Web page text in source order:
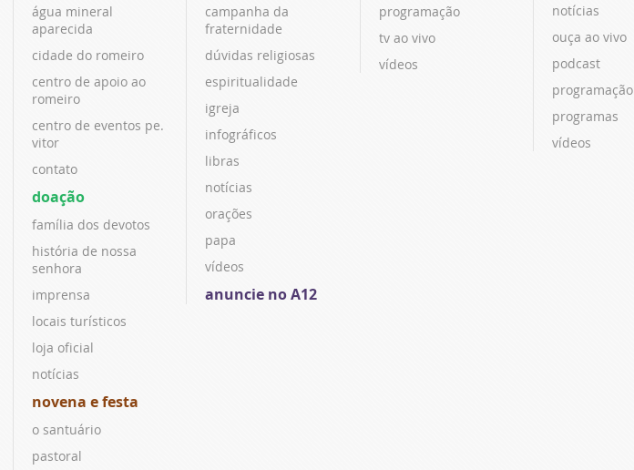
água mineral
aparecida
cidade do romeiro
centro de apoio ao
romeiro
centro de eventos pe.
vitor
contato
doação
família dos devotos
história de nossa
senhora
imprensa
locais turísticos
loja oficial
notícias
novena e festa
o santuário
pastoral
campanha da
fraternidade
dúvidas religiosas
espiritualidade
igreja
infográficos
libras
notícias
orações
papa
vídeos
anuncie no A12
programação
tv ao vivo
vídeos
notícias
ouça ao vivo
podcast
programação
programas
vídeos